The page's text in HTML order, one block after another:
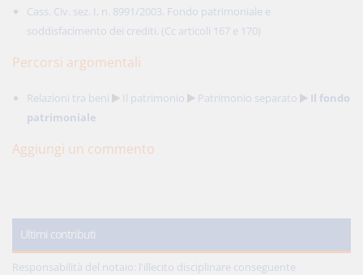
Cass. Civ. sez. I, n. 8991/2003. Fondo patrimoniale e
soddisfacimento dei crediti. (Cc articoli 167 e 170)
Percorsi argomentali
Relazioni tra beni Il patrimonio Patrimonio separato
Il fondo
patrimoniale
Aggiungi un commento
Ultimi contributi
Responsabilità del notaio: l'illecito disciplinare conseguente